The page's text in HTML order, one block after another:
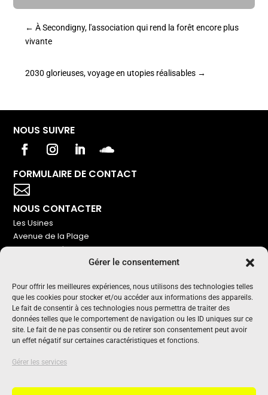
Gérer le consentement
Pour offrir les meilleures expériences, nous utilisons des technologies telles
que les cookies pour stocker et/ou accéder aux informations des appareils.
Le fait de consentir à ces technologies nous permettra de traiter des
données telles que le comportement de navigation ou les ID uniques sur ce
site. Le fait de ne pas consentir ou de retirer son consentement peut avoir
un effet négatif sur certaines caractéristiques et fonctions.
Gérer les services
←À Secondigny, l'association qui rend la forêt encore plus
vivante
2030 glorieuses, voyage en utopies réalisables →
NOUS SUIVRE
FORMULAIRE DE CONTACT

NOUS CONTACTER
Les Usines
Avenue de la Plage
86240 Ligugé
NOUS SOUTENIR
Pour maintenir un média indépendant, gratuit et sans
publicité
Oui !